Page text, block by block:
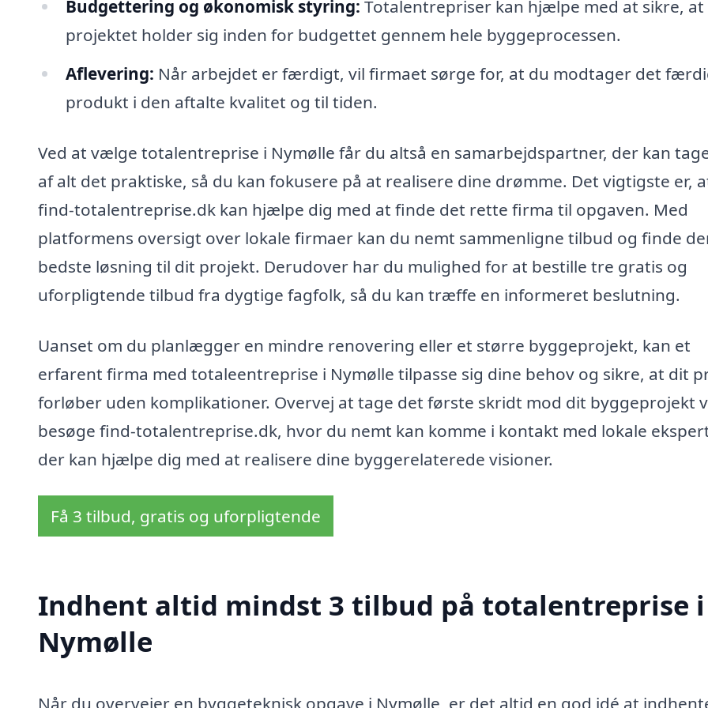
Budgettering og økonomisk styring: Totalentrepriser kan hjælpe med at sikre, at
projektet holder sig inden for budgettet gennem hele byggeprocessen.
Aflevering: Når arbejdet er færdigt, vil firmaet sørge for, at du modtager det
produkt i den aftalte kvalitet og til tiden.
Ved at vælge totalentreprise i Nymølle får du altså en samarbejdspartner, der kan
af alt det praktiske, så du kan fokusere på at realisere dine drømme. Det vigtigste er,
find-totalentreprise.dk kan hjælpe dig med at finde det rette firma til opgaven. Med
platformens oversigt over lokale firmaer kan du nemt sammenligne tilbud og finde
bedste løsning til dit projekt. Derudover har du mulighed for at bestille tre gratis og
uforpligtende tilbud fra dygtige fagfolk, så du kan træffe en informeret beslutning.
Uanset om du planlægger en mindre renovering eller et større byggeprojekt, kan et
erfarent firma med totaleentreprise i Nymølle tilpasse sig dine behov og sikre, at dit
forløber uden komplikationer. Overvej at tage det første skridt mod dit byggeprojekt
besøge find-totalentreprise.dk, hvor du nemt kan komme i kontakt med lokale
der kan hjælpe dig med at realisere dine byggerelaterede visioner.
Få 3 tilbud, gratis og uforpligtende
Indhent altid mindst 3 tilbud på totalentreprise i
Nymølle
Når du overvejer en byggeteknisk opgave i Nymølle, er det altid en god idé at